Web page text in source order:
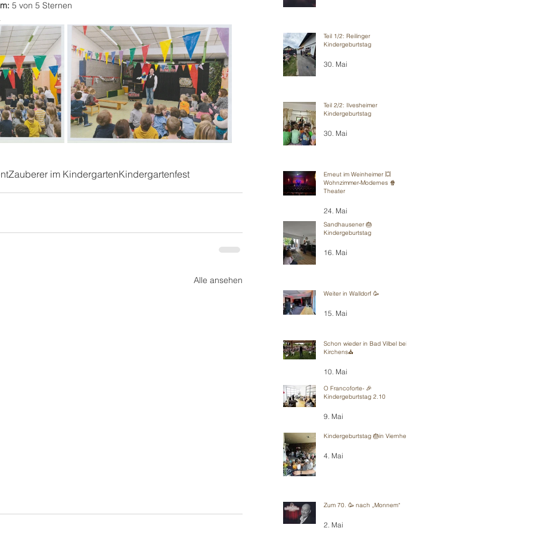
5 von 5 Sternen
Zauberer im KindergartenKindergartenfest
Alle ansehen
Teil 1/2: Reilinger
Kindergeburtstag
30. Mai
Teil 2/2: Ilvesheimer
Kindergeburtstag
30. Mai
Erneut im Weinheimer 💥
Wohnzimmer-Modernes 🍿
Theater
24. Mai
Sandhausener 🎂
Kindergeburtstag
16. Mai
Weiter in Walldorf 🥳
15. Mai
Schon wieder in Bad Vilbel bei
Kirchens⛪️
10. Mai
O Francoforte- 🎉
Kindergeburtstag 2.10
9. Mai
Kindergeburtstag 🎂in Viernheim
4. Mai
Zum 70. 🥳 nach „Monnem“
2. Mai